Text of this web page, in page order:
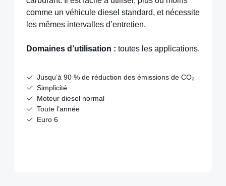
comme un véhicule diesel standard, et nécessite
les mêmes intervalles d’entretien.
Domaines d’utilisation : toutes les applications.
Jusqu’à 90 % de réduction des émissions de CO₂
Simplicité
Moteur diesel normal
Toute l’année
Euro 6